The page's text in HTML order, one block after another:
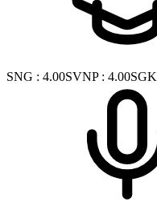
SNG : 4.00SVNP: 4.00SGK